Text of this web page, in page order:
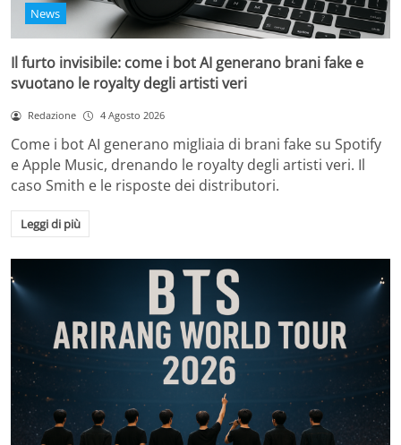
News
Il furto invisibile: come i bot AI generano brani fake e
svuotano le royalty degli artisti veri
Redazione 4 Agosto 2026
Come i bot AI generano migliaia di brani fake su Spotify
e Apple Music, drenando le royalty degli artisti veri. Il
caso Smith e le risposte dei distributori.
Leggi di più